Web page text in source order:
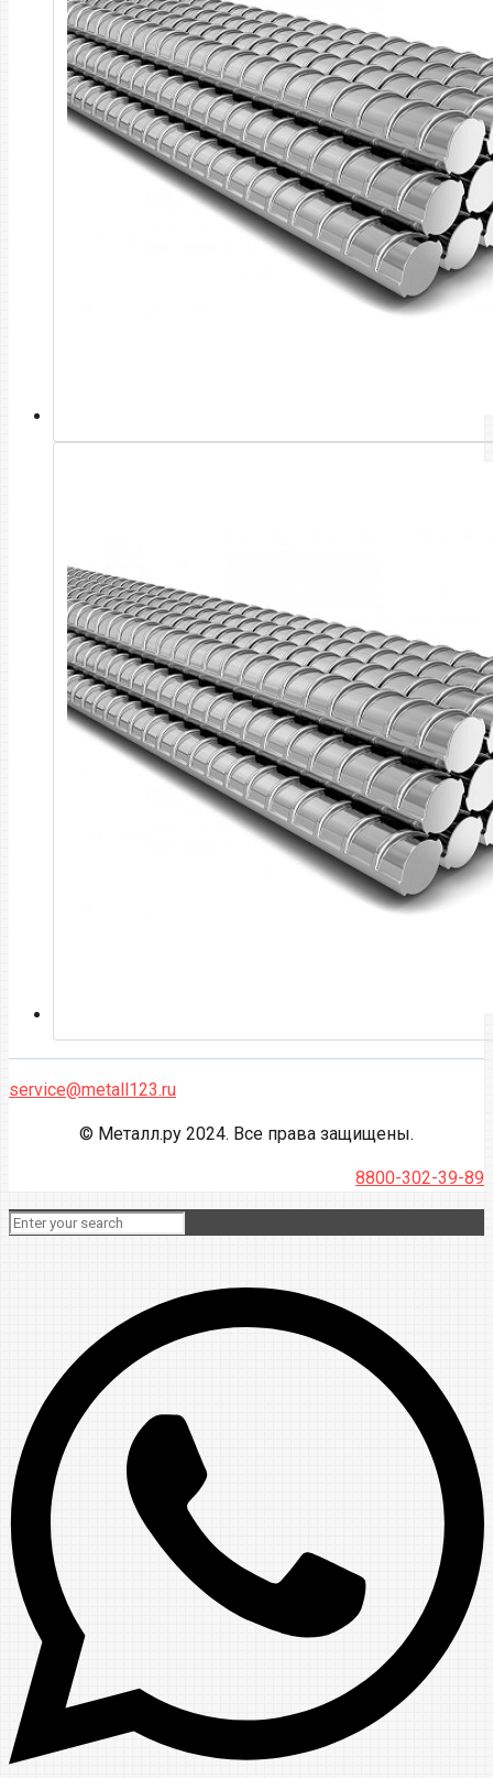
service@metall123.ru
© Металл.ру 2024. Все права защищены.
8800-302-39-89